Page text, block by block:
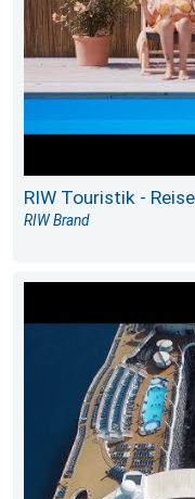
RIW Touristik -
RIW Brand